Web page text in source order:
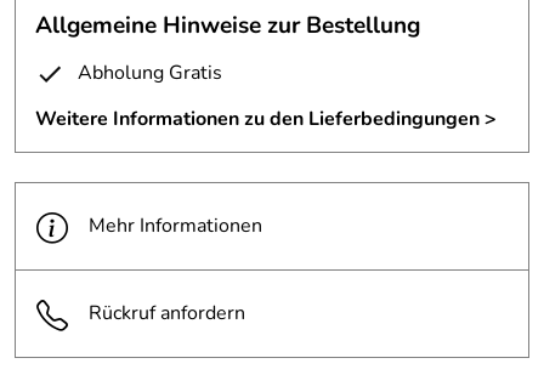
Wir können für Sie eine Garderobe nach Ihren Wünschen und Ideen gestalten.
05121 - 28 29 30
Allgemeine Hinweise zur Bestellung
Abholung Gratis
Weitere Informationen zu den Lieferbedingungen >
Mehr Informationen
Rückruf anfordern